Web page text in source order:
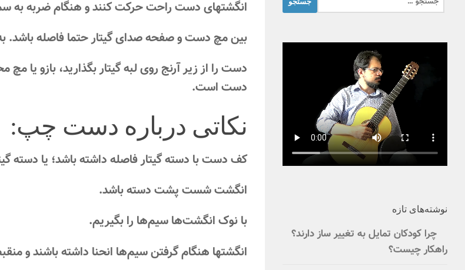
انگشتهای دست راحت حرکت کنند و هنگام ضربه
بین مچ دست و صفحه صدای گیتار حتما فاصله باشد. به
دست را از زیر آرنج روی لبه گیتار بگذارید، بازو
دست است.
نکاتی درباره دست چپ:
کف دست با دسته گیتار فاصله داشته باشد؛ یا دسته
انگشت شست پشت دسته باشد.
با نوک انگشت‌ها سیم‌ها را بگیریم.
انگشتها هنگام گرفتن سیم‌ها انحنا داشته باشند و
برای:
نوشته‌های تازه
چرا کودکان تمایل به تغییر ساز دارند؟
راهکار چیست؟